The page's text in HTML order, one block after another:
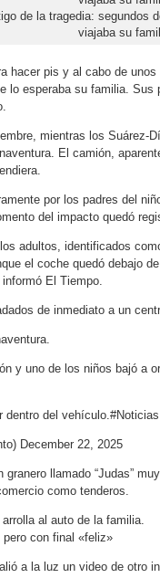
de la tragedia: segundos
viajaba su
hacer pis y al cabo de
lo esperaba su familia.
mientras los Suárez-
El camión,
por los padres del
del impacto quedó
adultos, identificados
el coche quedó debajo
El Tiempo.
de inmediato a un
y uno de los niños bajó a
dentro del
December 22, 2025
granero llamado “Judas”
como tenderos.
al auto de la familia.
con final «feliz»
a la luz un video de otro